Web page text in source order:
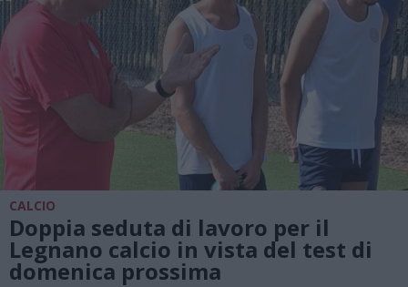
CALCIO
Doppia seduta di lavoro per il
Legnano calcio in vista del test di
domenica prossima